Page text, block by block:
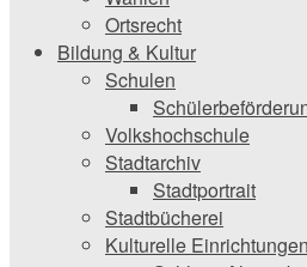
Ortsrecht
Bildung & Kultur
Schulen
Volkshochschule
Stadtarchiv
Stadtportrait
Stadtbücherei
Kulturelle Einrichtungen